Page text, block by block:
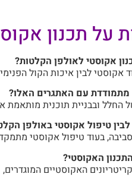
על תכנון
אקוסטי לאולפן הקלטות?
אקוסטי לבין איכות הקול
עם האתגרים האלו?
החלל ובבניית תוכנית מותאמת
טיפול אקוסטי באולפן
בעוד טיפול אקוסטי
האקוסטי?
האקוסטיים